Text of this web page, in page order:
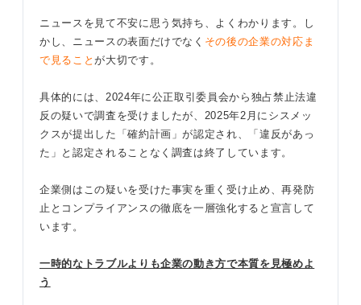
ニュースを見て不安に思う気持ち、よくわかります。し
かし、ニュースの表面だけでなく その後の企業の対応ま
で見ることが大切です。
具体的には、2024年に公正取引委員会から独占禁止法違
反の疑いで調査を受けましたが、2025年2月にシスメッ
クスが提出した「確約計画」が認定され、「違反があっ
た」と認定されることなく調査は終了しています。
企業側はこの疑いを受けた事実を重く受け止め、再発防
止とコンプライアンスの徹底を一層強化すると宣言して
います。
一時的なトラブルよりも企業の動き方で本質を見極めよ
う